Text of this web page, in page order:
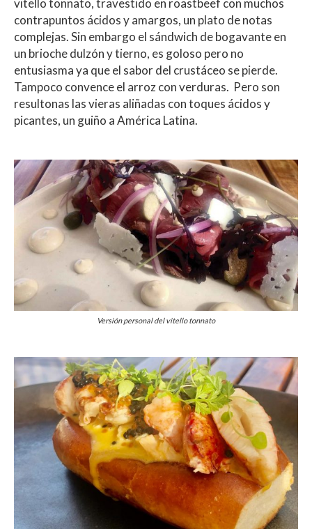
vitello tonnato, travestido en roastbeef con muchos
contrapuntos ácidos y amargos, un plato de notas
complejas. Sin embargo el sándwich de bogavante en
un brioche dulzón y tierno, es goloso pero no
entusiasma ya que el sabor del crustáceo se pierde.
Tampoco convence el arroz con verduras. Pero son
resultonas las vieras aliñadas con toques ácidos y
picantes, un guiño a América Latina.
Versión personal del vitello tonnato